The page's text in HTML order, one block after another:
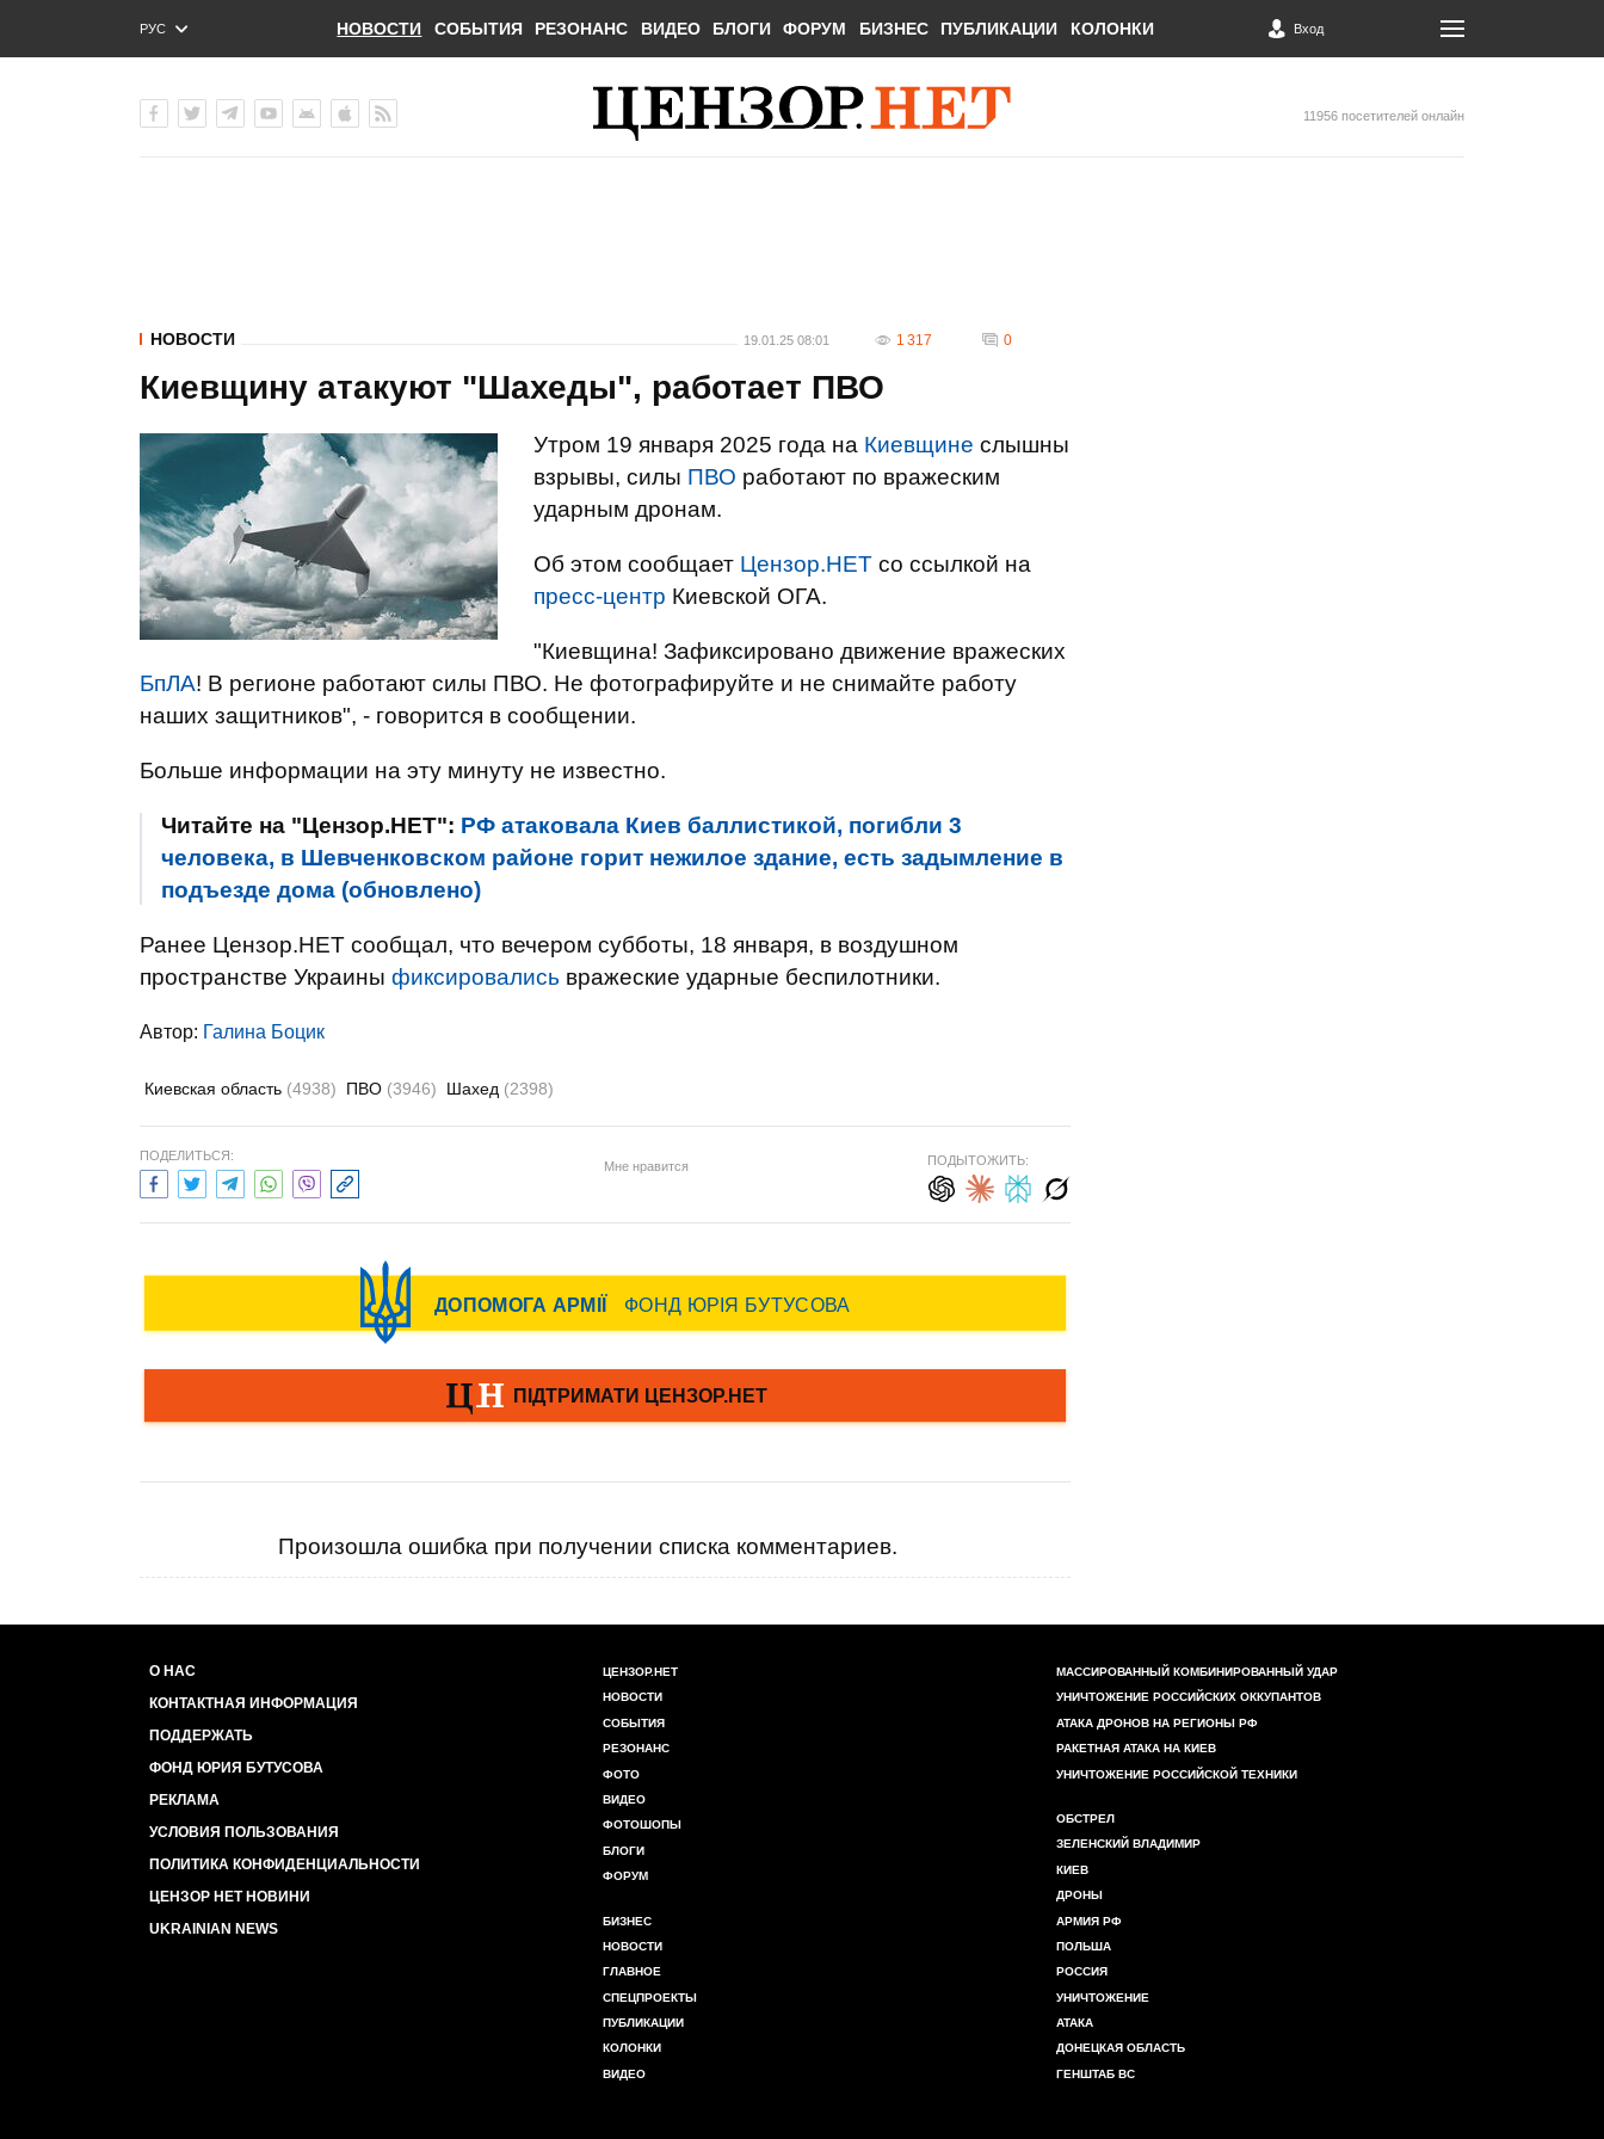
РУС
ENG
НОВОСТИ СОБЫТИЯ РЕЗОНАНС ВИДЕО БЛОГИ ФОРУМ БИЗНЕС ПУБЛИКАЦИИ КОЛОНКИ Вход
11956 посетителей онлайн
НОВОСТИ 19.01.25 08:01 1 317 0
Киевщину атакуют "Шахеды", работает ПВО
Утром 19 января 2025 года на Киевщине слышны
взрывы, силы ПВО работают по вражеским
ударным дронам.
Об этом сообщает Цензор.НЕТ со ссылкой на
пресс-центр Киевской ОГА.
"Киевщина! Зафиксировано движение вражеских
БпЛА! В регионе работают силы ПВО. Не фотографируйте и не снимайте работу
наших защитников", - говорится в сообщении.
Больше информации на эту минуту не известно.
Читайте на "Цензор.НЕТ": РФ атаковала Киев баллистикой, погибли 3
человека, в Шевченковском районе горит нежилое здание, есть задымление в
подъезде дома (обновлено)
Ранее Цензор.НЕТ сообщал, что вечером субботы, 18 января, в воздушном
пространстве Украины фиксировались вражеские ударные беспилотники.
Автор: Галина Боцик
Киевская область (4938) ПВО (3946) Шахед (2398)
ПОДЕЛИТЬСЯ:
Мне нравится ПОДЫТОЖИТЬ:
Произошла ошибка при получении списка комментариев.
О НАС
КОНТАКТНАЯ ИНФОРМАЦИЯ
ПОДДЕРЖАТЬ
ФОНД ЮРИЯ БУТУСОВА
РЕКЛАМА
УСЛОВИЯ ПОЛЬЗОВАНИЯ
ПОЛИТИКА КОНФИДЕНЦИАЛЬНОСТИ
ЦЕНЗОР НЕТ НОВИНИ
UKRAINIAN NEWS
ЦЕНЗОР.НЕТ
НОВОСТИ
СОБЫТИЯ
РЕЗОНАНС
ФОТО
ВИДЕО
ФОТОШОПЫ
БЛОГИ
ФОРУМ
БИЗНЕС
НОВОСТИ
ГЛАВНОЕ
СПЕЦПРОЕКТЫ
ПУБЛИКАЦИИ
КОЛОНКИ
ВИДЕО
МАССИРОВАННЫЙ КОМБИНИРОВАННЫЙ УДАР
УНИЧТОЖЕНИЕ РОССИЙСКИХ ОККУПАНТОВ
АТАКА ДРОНОВ НА РЕГИОНЫ РФ
РАКЕТНАЯ АТАКА НА КИЕВ
УНИЧТОЖЕНИЕ РОССИЙСКОЙ ТЕХНИКИ
ОБСТРЕЛ
ЗЕЛЕНСКИЙ ВЛАДИМИР
КИЕВ
ДРОНЫ
АРМИЯ РФ
ПОЛЬША
РОССИЯ
УНИЧТОЖЕНИЕ
АТАКА
ДОНЕЦКАЯ ОБЛАСТЬ
ГЕНШТАБ ВС